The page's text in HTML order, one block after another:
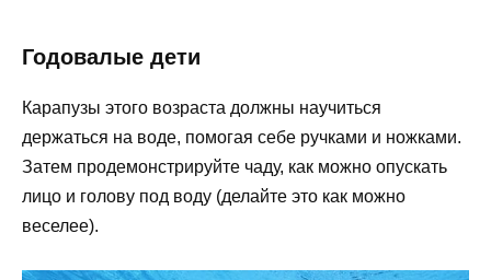
Годовалые дети
Карапузы этого возраста должны научиться
держаться на воде, помогая себе ручками и ножками.
Затем продемонстрируйте чаду, как можно опускать
лицо и голову под воду (делайте это как можно
веселее).